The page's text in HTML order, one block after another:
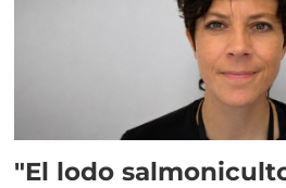
"El lodo